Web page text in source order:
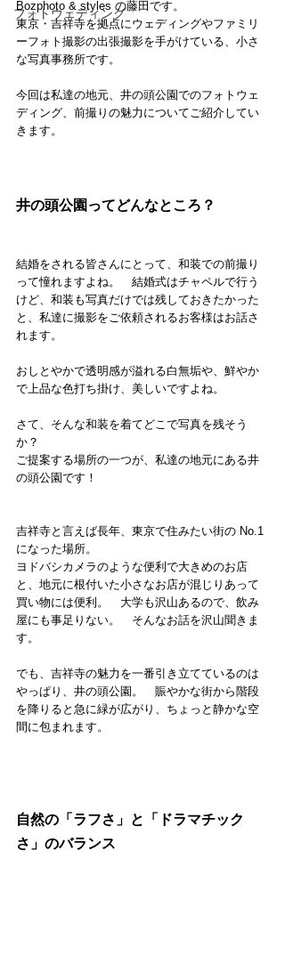
フォトウェディング
Bozphoto & styles の藤田です。
東京・吉祥寺を拠点にウェディングやファミリ
ーフォト撮影の出張撮影を手がけている、小さ
な写真事務所です。
今回は私達の地元、井の頭公園でのフォトウェ
ディング、前撮りの魅力についてご紹介してい
きます。
井の頭公園ってどんなところ？
結婚をされる皆さんにとって、和装での前撮り
って憧れますよね。　結婚式はチャペルで行う
けど、和装も写真だけでは残しておきたかった
と、私達に撮影をご依頼されるお客様はお話さ
れます。
おしとやかで透明感が溢れる白無垢や、鮮やか
で上品な色打ち掛け、美しいですよね。
さて、そんな和装を着てどこで写真を残そう
か？
ご提案する場所の一つが、私達の地元にある井
の頭公園です！
吉祥寺と言えば長年、東京で住みたい街の No.1
になった場所。
ヨドバシカメラのような便利で大きめのお店
と、地元に根付いた小さなお店が混じりあって
買い物には便利。　大学も沢山あるので、飲み
屋にも事足りない。　そんなお話を沢山聞きま
す。
でも、吉祥寺の魅力を一番引き立てているのは
やっぱり、井の頭公園。　賑やかな街から階段
を降りると急に緑が広がり、ちょっと静かな空
間に包まれます。
自然の「ラフさ」と「ドラマチック
さ」のバランス